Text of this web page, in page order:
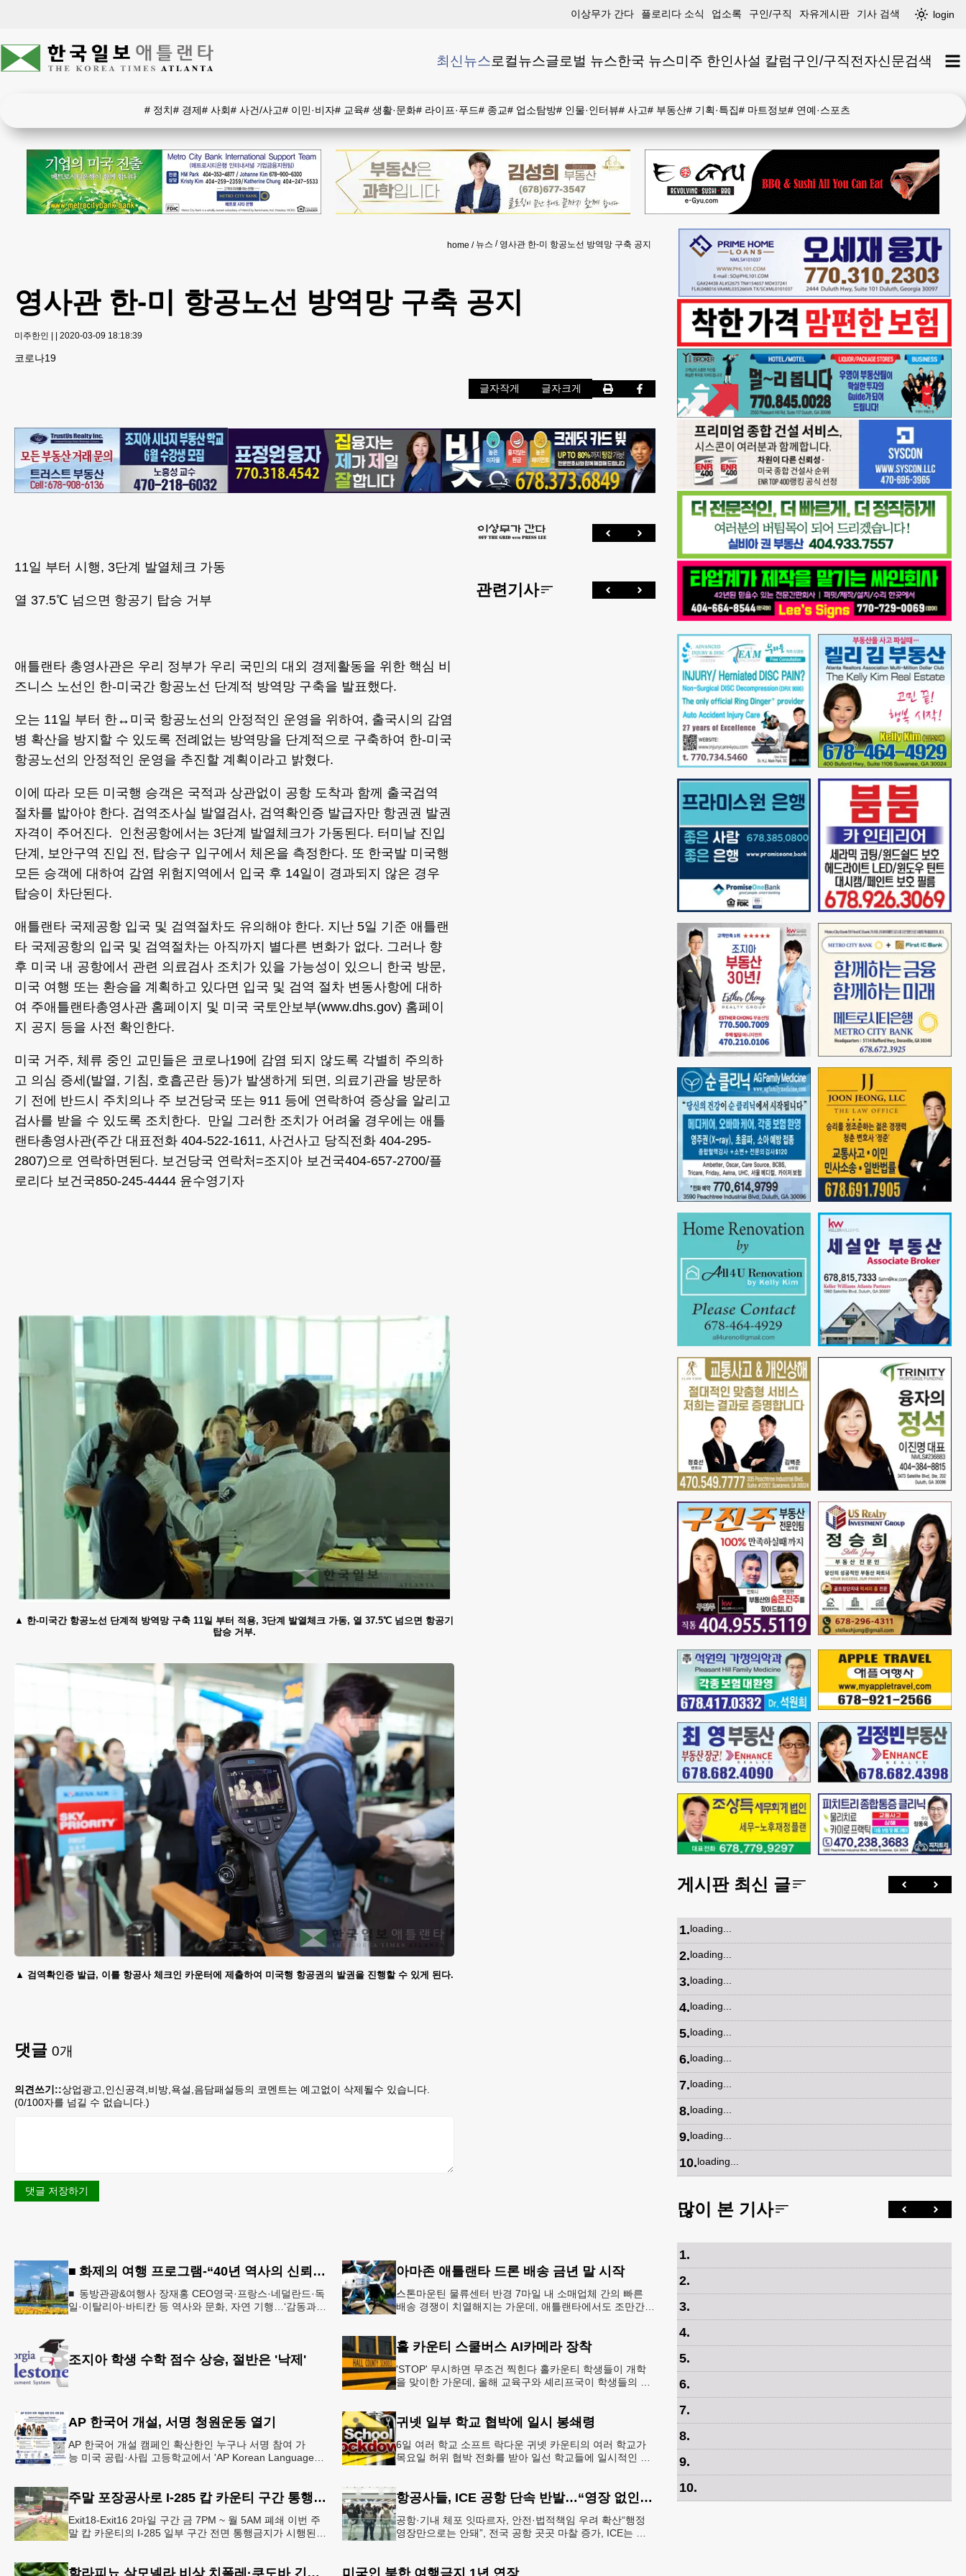
이상무가 간다 플로리다 소식 업소록 구인/구직 자유게시판 기사 검색 login
최신뉴스로컬뉴스글로벌 뉴스한국 뉴스미주 한인사설 칼럼구인/구직전자신문검색
# 정치# 경제# 사회# 사건/사고# 이민·비자# 교육# 생활·문화# 라이프·푸드# 종교# 업소탐방# 인물·인터뷰# 사고# 부동산# 기획·특집# 마트정보# 연예·스포츠
home 뉴스 영사관 한-미 항공노선 방역망 구축 공지
영사관 한-미 항공노선 방역망 구축 공지
미주한인 | | 2020-03-09 18:18:39
코로나19
글자작게 글자크게
11일 부터 시행, 3단계 발열체크 가동
열 37.5℃ 넘으면 항공기 탑승 거부
애틀랜타 총영사관은 우리 정부가 우리 국민의 대외 경제활동을 위한 핵심 비
즈니스 노선인 한-미국간 항공노선 단계적 방역망 구축을 발표했다.
오는 11일 부터 한↔미국 항공노선의 안정적인 운영을 위하여, 출국시의 감염
병 확산을 방지할 수 있도록 전례없는 방역망을 단계적으로 구축하여 한-미국
항공노선의 안정적인 운영을 추진할 계획이라고 밝혔다.
이에 따라 모든 미국행 승객은 국적과 상관없이 공항 도착과 함께 출국검역
절차를 밟아야 한다. 검역조사실 발열검사, 검역확인증 발급자만 항권권 발권
자격이 주어진다. 인천공항에서는 3단계 발열체크가 가동된다. 터미날 진입
단계, 보안구역 진입 전, 탑승구 입구에서 체온을 측정한다. 또 한국발 미국행
모든 승객에 대하여 감염 위험지역에서 입국 후 14일이 경과되지 않은 경우
탑승이 차단된다.
애틀랜타 국제공항 입국 및 검역절차도 유의해야 한다. 지난 5일 기준 애틀랜
타 국제공항의 입국 및 검역절차는 아직까지 별다른 변화가 없다. 그러나 향
후 미국 내 공항에서 관련 의료검사 조치가 있을 가능성이 있으니 한국 방문,
미국 여행 또는 환승을 계획하고 있다면 입국 및 검역 절차 변동사항에 대하
여 주애틀랜타총영사관 홈페이지 및 미국 국토안보부(www.dhs.gov) 홈페이
지 공지 등을 사전 확인한다.
미국 거주, 체류 중인 교민들은 코로나19에 감염 되지 않도록 각별히 주의하
고 의심 증세(발열, 기침, 호흡곤란 등)가 발생하게 되면, 의료기관을 방문하
기 전에 반드시 주치의나 주 보건당국 또는 911 등에 연락하여 증상을 알리고
검사를 받을 수 있도록 조치한다. 만일 그러한 조치가 어려울 경우에는 애틀
랜타총영사관(주간 대표전화 404-522-1611, 사건사고 당직전화 404-295-
2807)으로 연락하면된다. 보건당국 연락처=조지아 보건국404-657-2700/플
로리다 보건국850-245-4444 윤수영기자
한-미국간 항공노선 단계적 방역망 구축 11일 부터 적용, 3단계 발열체크 가동, 열 37.5℃ 넘으면 항공기
탑승 거부.
검역확인증 발급, 이를 항공사 체크인 카운터에 제출하여 미국행 항공권의 발권을 진행할 수 있게 된다.
댓글 0개
의견쓰기::상업광고,인신공격,비방,욕설,음담패설등의 코멘트는 예고없이 삭제될수 있습니다.
(0/100자를 넘길 수 없습니다.)
댓글 저장하기
관련기사
■ 화제의 여행 프로그램-“40년 역사의 신뢰… 서유럽 8개국 13일 대장정”
■ 동방관광&여행사 장재홍 CEO영국·프랑스·네덜란드·독
일·이탈리아·바티칸 등 역사와 문화, 자연 기행…‘감동과
아마존 애틀랜타 드론 배송 금년 말 시작
스톤마운틴 물류센터 반경 7마일 내 소매업체 간의 빠른
배송 경쟁이 치열해지는 가운데, 애틀랜타에서도 조만간
조지아 학생 수학 점수 상승, 절반은 '낙제'
홀 카운티 스쿨버스 AI카메라 장착
'STOP' 무시하면 무조건 찍힌다 홀카운티 학생들이 개학
을 맞이한 가운데, 올해 교육구와 셰리프국이 학생들의 안
AP 한국어 개설, 서명 청원운동 열기
AP 한국어 개설 캠페인 확산한인 누구나 서명 참여 가
능 미국 공립·사립 고등학교에서 'AP Korean Language
귀넷 일부 학교 협박에 일시 봉쇄령
6일 여러 학교 소프트 락다운 귀넷 카운티의 여러 학교가
목요일 허위 협박 전화를 받아 일선 학교들에 일시적인 봉
주말 포장공사로 I-285 캅 카운티 구간 통행금지
Exit18-Exit16 2마일 구간 금 7PM ~ 월 5AM 폐쇄 이번 주
말 캅 카운티의 I-285 일부 구간 전면 통행금지가 시행된
항공사들, ICE 공항 단속 반발…“영장 없인 협조 불가”
공항·기내 체포 잇따르자, 안전·법적책임 우려 확산“행정
영장만으로는 안돼”, 전국 공항 곳곳 마찰 증가, ICE는 공
할라피뇨 살모넬라 비상 치폴레·쿠도바 긴급 회수 미국인 북한 여행금지 1년 연장
게시판 최신 글
1.loading...
2.loading...
3.loading...
4.loading...
5.loading...
6.loading...
7.loading...
8.loading...
9.loading...
10.loading...
많이 본 기사
1.
2.
3.
4.
5.
6.
7.
8.
9.
10.